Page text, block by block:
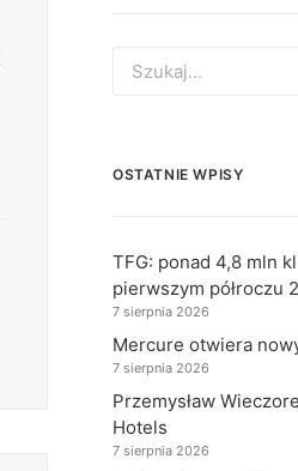
for:
OSTATNIE WPISY
TFG: ponad 4,8 mln
pierwszym półroczu
7 sierpnia 2026
Mercure otwiera
7 sierpnia 2026
Przemysław
Hotels
7 sierpnia 2026